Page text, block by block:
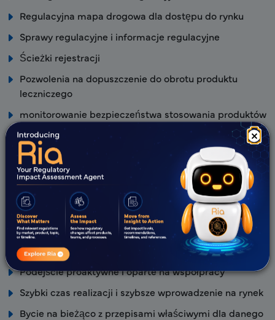
×
Regulacyjna mapa drogowa dla dostępu do rynku
Sprawy regulacyjne i informacje regulacyjne
Ścieżki rejestracji
Pozwolenia na dopuszczenie do obrotu produktu
leczniczego
monitorowanie bezpieczeństwa stosowania produktów
leczniczych
Zalety Freyr
Strategiczna i dobrze ugruntowana lokalna baza
wiedzy regulacyjnej – z Państwową Agencją Leków
Ekspercki zespół regulacyjny z udowodnioną globalną
wiedzą w zakresie RA.
Podejście proaktywne i oparte na współpracy
Szybki czas realizacji i szybsze wprowadzenie na rynek
Bycie na bieżąco z przepisami właściwymi dla danego